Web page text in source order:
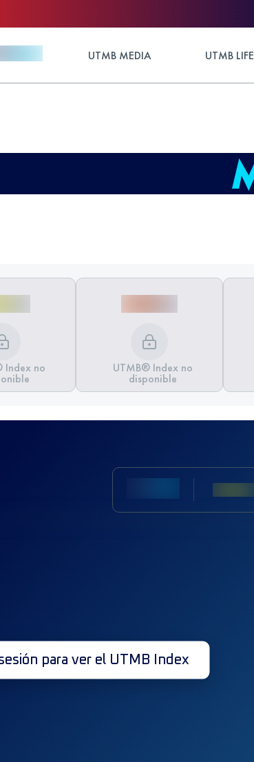
UTMB MEDIA UTMB LIFE
Index no UTMB® Index no
disponible
sesión para ver el UTMB Index